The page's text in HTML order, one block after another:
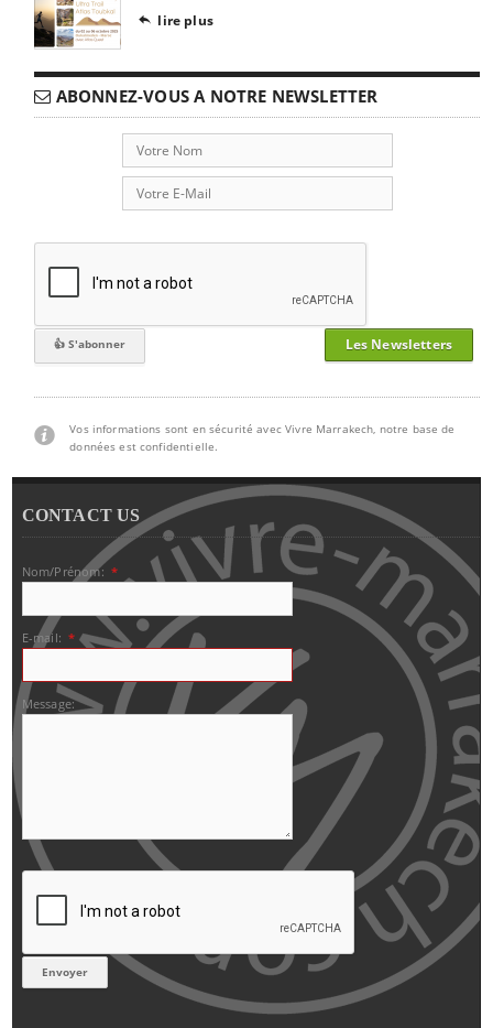
 lire plus
ABONNEZ-VOUS A NOTRE NEWSLETTER
Les Newsletters
Vos informations sont en sécurité avec Vivre Marrakech, notre base de
données est confidentielle.
CONTACT US
Nom/Prénom: *
E-mail: *
Message: